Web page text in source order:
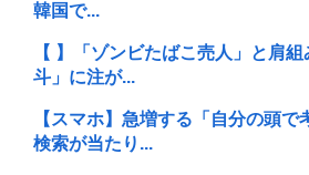
韓国で...
【 】「ゾンビたばこ売人」と肩
斗」に注が...
【スマホ】急増する「自分の頭で
検索が当たり...